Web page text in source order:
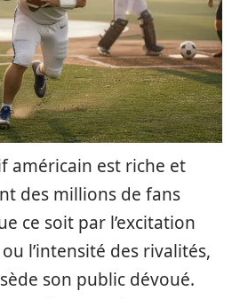
américain est riche et
des millions de fans
ce soit par l’excitation
l’intensité des rivalités,
son public dévoué.